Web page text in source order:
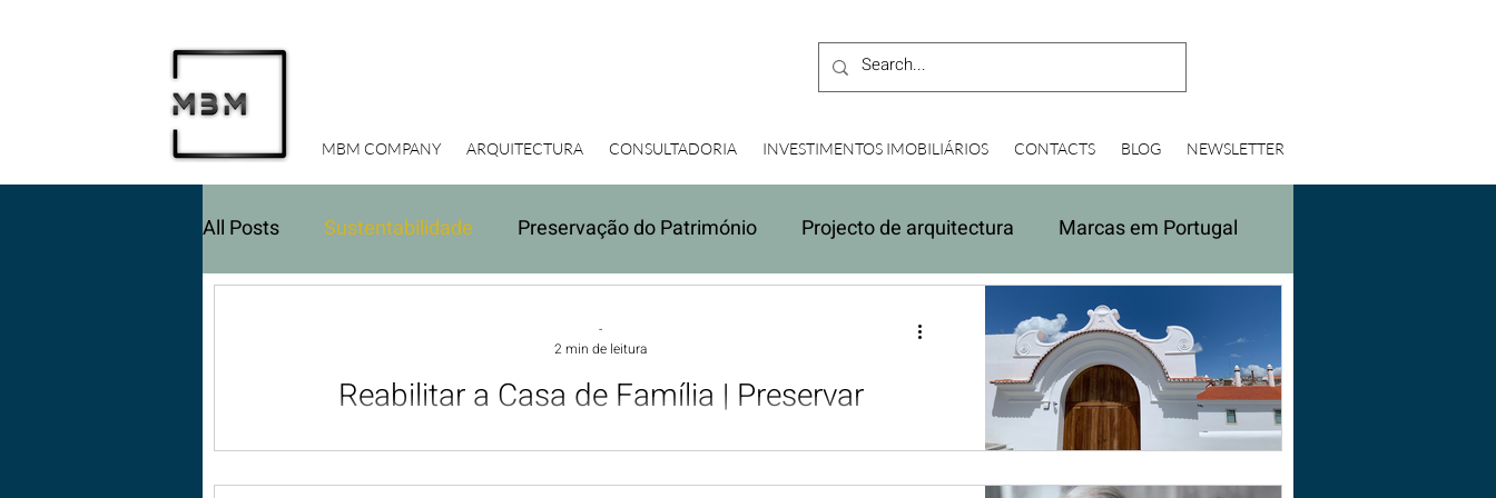
MBM COMPANY ARQUITECTURA CONSULTADORIA INVESTIMENTOS IMOBILIÁRIOS CONTACTS BLOG NEWSLETTER
All Posts Sustentabilidade Preservação do Património Projecto de arquitectura Marcas em Portugal
Reabilitar a Casa de Família | Preservar
Memórias, Construir o Futuro
Há imóveis que são mais do que propriedades, são testemunhos de gerações,
-
2 min de leitura